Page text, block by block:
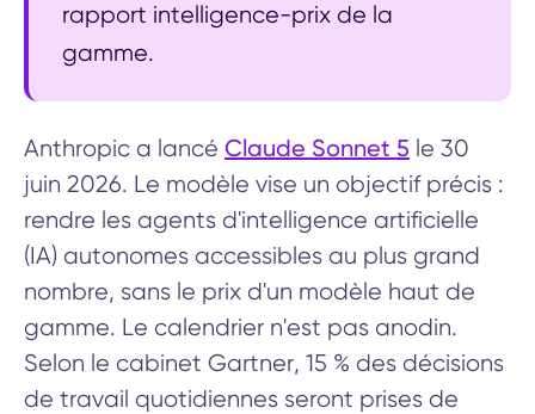
rapport intelligence-prix de la
gamme.
Anthropic a lancé Claude Sonnet 5 le 30
juin 2026. Le modèle vise un objectif précis :
rendre les agents d'intelligence artificielle
(IA) autonomes accessibles au plus grand
nombre, sans le prix d'un modèle haut de
gamme. Le calendrier n'est pas anodin.
Selon le cabinet Gartner, 15 % des décisions
de travail quotidiennes seront prises de